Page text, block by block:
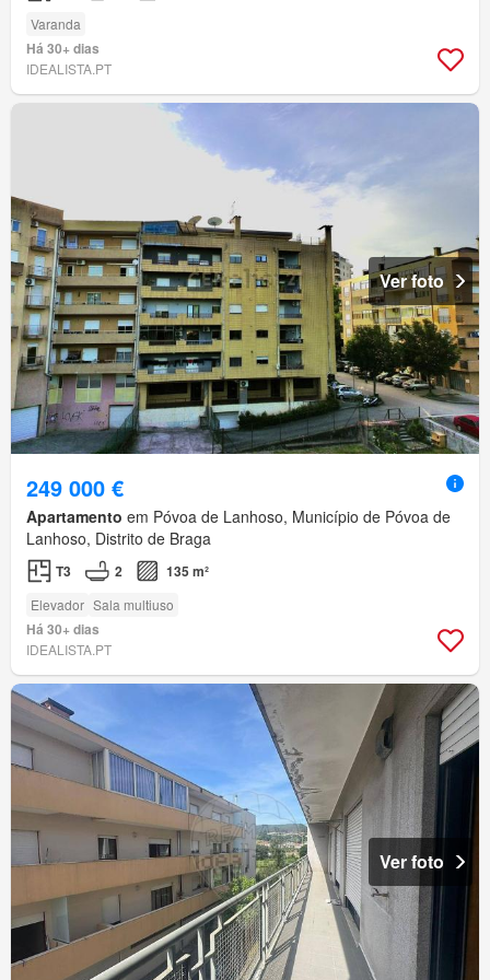
Varanda
Há 30+ dias
IDEALISTA.PT
Ver foto
249 000 €
Apartamento em Póvoa de Lanhoso, Município de Póvoa de
Lanhoso, Distrito de Braga
T3 2 135 m²
Elevador Sala multiuso
Há 30+ dias
IDEALISTA.PT
Ver foto